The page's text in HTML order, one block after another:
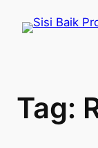
Tag: